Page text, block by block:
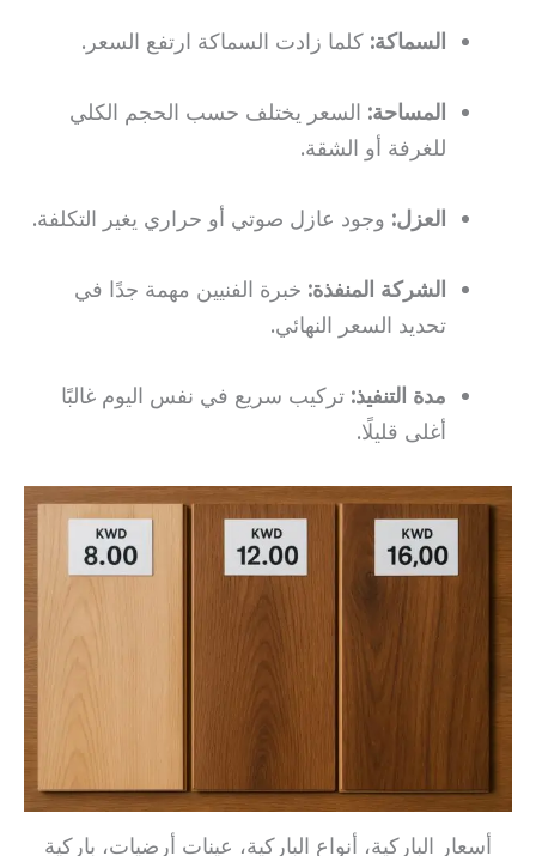
السماكة: كلما زادت السماكة ارتفع السعر.
المساحة: السعر يختلف حسب الحجم الكلي
للغرفة أو الشقة.
العزل: وجود عازل صوتي أو حراري يغير التكلفة.
الشركة المنفذة: خبرة الفنيين مهمة جدًا في
تحديد السعر النهائي.
مدة التنفيذ: تركيب سريع في نفس اليوم غالبًا
أغلى قليلًا.
أسعار الباركية، أنواع الباركية، عينات أرضيات، باركية